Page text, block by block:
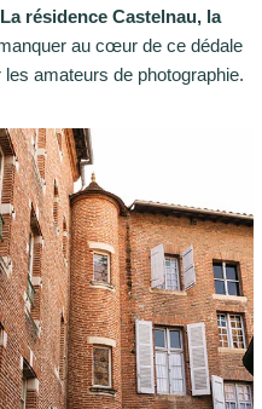
La résidence Castelnau, la
au cœur de ce dédale
amateurs de photographie.